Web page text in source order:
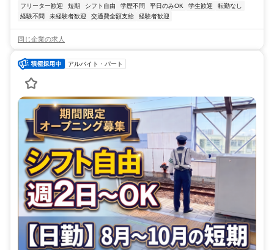
フリーター歓迎
短期 シフト自由 学歴不問 平日のみOK 学生歓迎
転勤なし
経験不問
未経験者歓迎 交通費全額支給 経験者歓迎
同じ企業の求人
アルバイト・パート